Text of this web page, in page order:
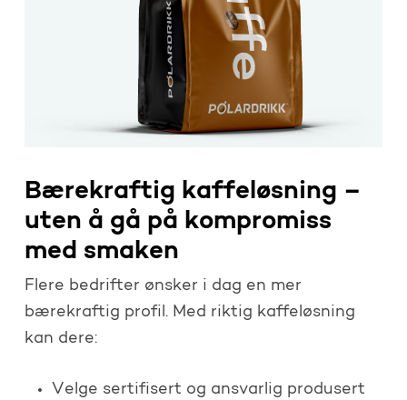
Bærekraftig kaffeløsning –
uten å gå på kompromiss
med smaken
Flere bedrifter ønsker i dag en mer
bærekraftig profil. Med riktig kaffeløsning
kan dere:
Velge sertifisert og ansvarlig produsert